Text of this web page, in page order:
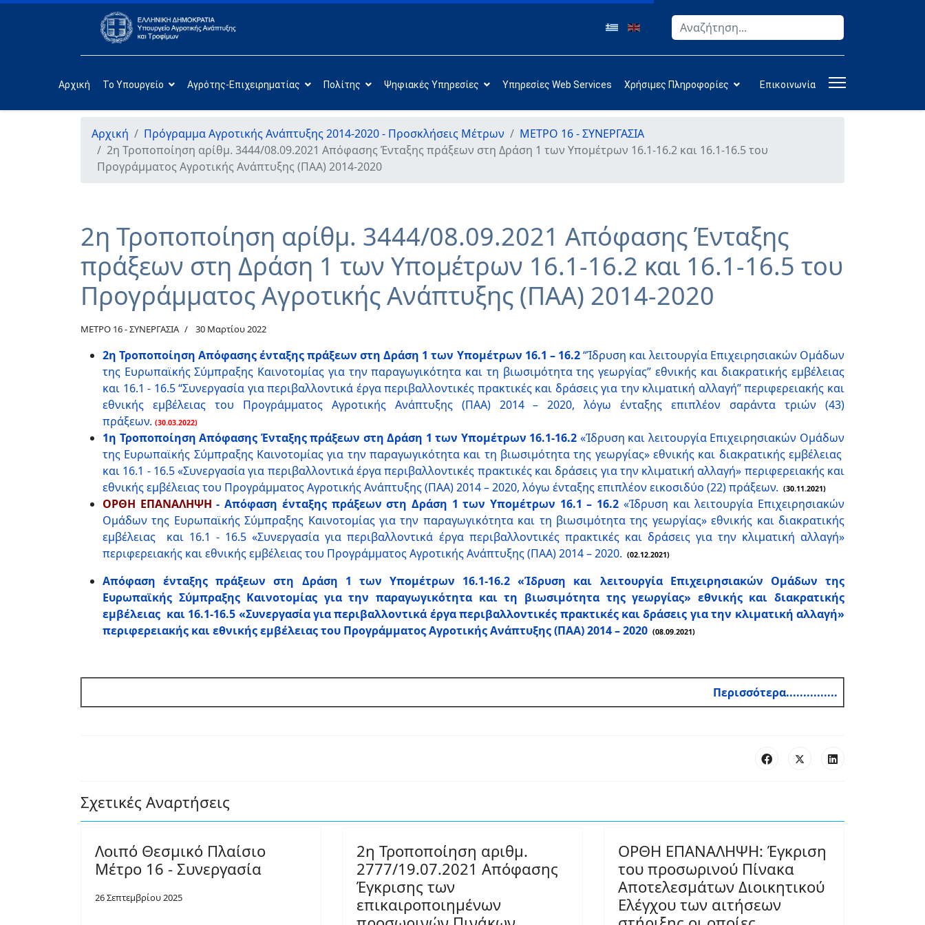
Αναζήτηση
Αρχική Το Υπουργείο Αγρότης-Επιχειρηματίας Πολίτης Ψηφιακές Υπηρεσίες Υπηρεσίες Web Services Χρήσιμες Πληροφορίες Επικοινωνία
Αρχική Πρόγραμμα Αγροτικής Ανάπτυξης 2014-2020 - Προσκλήσεις Μέτρων
ΜΕΤΡΟ 16 - ΣΥΝΕΡΓΑΣΙΑ
2η Τροποποίηση αρίθμ. 3444/08.09.2021 Απόφασης Ένταξης πράξεων στη Δράση 1 των Υπομέτρων 16.1-16.2 και 16.1-16.5 του
Προγράμματος Αγροτικής Ανάπτυξης (ΠΑΑ) 2014-2020
2η Τροποποίηση αρίθμ. 3444/08.09.2021 Απόφασης Ένταξης
πράξεων στη Δράση 1 των Υπομέτρων 16.1-16.2 και 16.1-16.5 του
Προγράμματος Αγροτικής Ανάπτυξης (ΠΑΑ) 2014-2020
ΜΕΤΡΟ 16 - ΣΥΝΕΡΓΑΣΙΑ 30 Μαρτίου 2022
2η Τροποποίηση Απόφασης ένταξης πράξεων στη Δράση 1 των Υπομέτρων 16.1 – 16.2“Ίδρυση και λειτουργία Επιχειρησιακών Ομάδων
της Ευρωπαϊκής Σύμπραξης Καινοτομίας για την παραγωγικότητα και τη βιωσιμότητα της γεωργίας” εθνικής και διακρατικής εμβέλειας
και 16.1 - 16.5 “Συνεργασία για περιβαλλοντικά έργα περιβαλλοντικές πρακτικές και δράσεις για την κλιματική αλλαγή” περιφερειακής και
εθνικής εμβέλειας του Προγράμματος Αγροτικής Ανάπτυξης (ΠΑΑ) 2014 – 2020, λόγω ένταξης επιπλέον σαράντα τριών (43)
πράξεων. (30.03.2022)
1η Τροποποίηση Απόφασης Ένταξης πράξεων στη Δράση 1 των Υπομέτρων 16.1-16.2 «Ίδρυση και λειτουργία Επιχειρησιακών Ομάδων
της Ευρωπαϊκής Σύμπραξης Καινοτομίας για την παραγωγικότητα και τη βιωσιμότητα της γεωργίας» εθνικής και διακρατικής εμβέλειας
και 16.1 - 16.5 «Συνεργασία για περιβαλλοντικά έργα περιβαλλοντικές πρακτικές και δράσεις για την κλιματική αλλαγή» περιφερειακής και
εθνικής εμβέλειας του Προγράμματος Αγροτικής Ανάπτυξης (ΠΑΑ) 2014 – 2020, λόγω ένταξης επιπλέον εικοσιδύο (22) πράξεων. (30.11.2021)
ΟΡΘΗ ΕΠΑΝΑΛΗΨΗ - Απόφαση ένταξης πράξεων στη Δράση 1 των Υπομέτρων 16.1 – 16.2 «Ίδρυση και λειτουργία Επιχειρησιακών
Ομάδων της Ευρωπαϊκής Σύμπραξης Καινοτομίας για την παραγωγικότητα και τη βιωσιμότητα της γεωργίας» εθνικής και διακρατικής
εμβέλειας και 16.1 - 16.5 «Συνεργασία για περιβαλλοντικά έργα περιβαλλοντικές πρακτικές και δράσεις για την κλιματική αλλαγή»
περιφερειακής και εθνικής εμβέλειας του Προγράμματος Αγροτικής Ανάπτυξης (ΠΑΑ) 2014 – 2020. (02.12.2021)
Απόφαση ένταξης πράξεων στη Δράση 1 των Υπομέτρων 16.1-16.2 «Ίδρυση και λειτουργία Επιχειρησιακών Ομάδων της
Ευρωπαϊκής Σύμπραξης Καινοτομίας για την παραγωγικότητα και τη βιωσιμότητα της γεωργίας» εθνικής και διακρατικής
εμβέλειας και 16.1-16.5 «Συνεργασία για περιβαλλοντικά έργα περιβαλλοντικές πρακτικές και δράσεις για την κλιματική αλλαγή»
περιφερειακής και εθνικής εμβέλειας του Προγράμματος Αγροτικής Ανάπτυξης (ΠΑΑ) 2014 – 2020 (08.09.2021)
Περισσότερα...............
Σχετικές Αναρτήσεις
Λοιπό Θεσμικό Πλαίσιο
Μέτρο 16 - Συνεργασία
26 Σεπτεμβρίου 2025
2η Τροποποίηση αριθμ.
2777/19.07.2021 Απόφασης
Έγκρισης των
επικαιροποιημένων
ΟΡΘΗ ΕΠΑΝΑΛΗΨΗ: Έγκριση
του προσωρινού Πίνακα
Αποτελεσμάτων Διοικητικού
Ελέγχου των αιτήσεων